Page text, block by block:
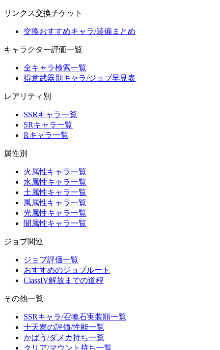
リンクス交換チケット
交換おすすめキャラ/装備まとめ
キャラクター評価一覧
全キャラ検索一覧
得意武器別キャラ/ジョブ早見表
レアリティ別
SSRキャラ一覧
SRキャラ一覧
Rキャラ一覧
属性別
火属性キャラ一覧
水属性キャラ一覧
土属性キャラ一覧
風属性キャラ一覧
光属性キャラ一覧
闇属性キャラ一覧
ジョブ関連
ジョブ評価一覧
おすすめのジョブルート
ClassIV解放までの道程
その他一覧
SSRキャラ/召喚石実装順一覧
十天衆の評価/性能一覧
かばう/ダメカ持ち一覧
クリア/マウント持ち一覧